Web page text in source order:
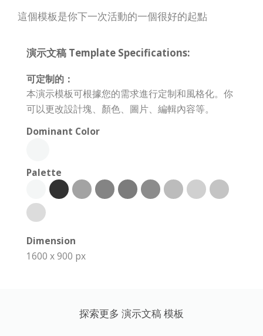
這個模板是你下一次活動的一個很好的起點
演示文稿 Template Specifications:
可定制的：
本演示模板可根據您的需求進行定制和風格化。你
可以更改設計塊、顏色、圖片、編輯內容等。
Dominant Color
Palette
Dimension
1600 x 900 px
探索更多 演示文稿 模板